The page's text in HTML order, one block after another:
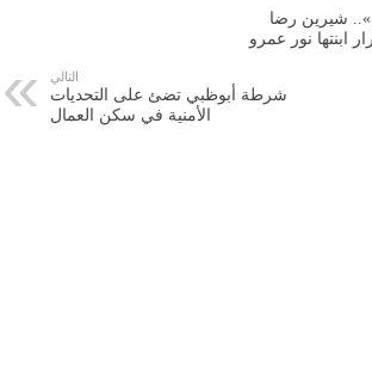
شيرين رضا
ابنتها نور عمرو
التالي
شرطة أبوظبي تضئ على التحديات
الأمنية في سكن العمال